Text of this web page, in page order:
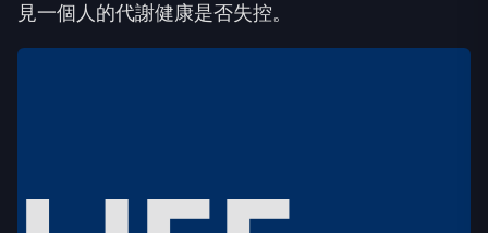
見一個人的代謝健康是否失控。